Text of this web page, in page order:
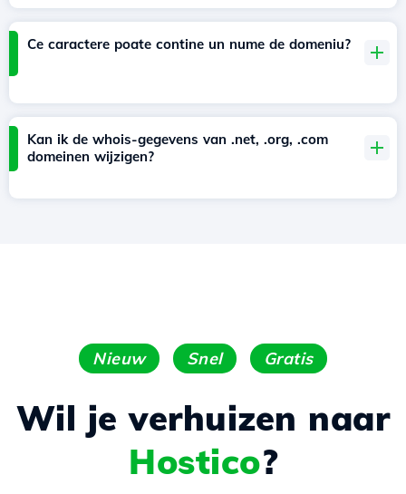
Ce caractere poate contine un nume de domeniu?
Kan ik de whois-gegevens van .net, .org, .com
domeinen wijzigen?
Nieuw Snel Gratis
Wil je verhuizen naar
Hostico?